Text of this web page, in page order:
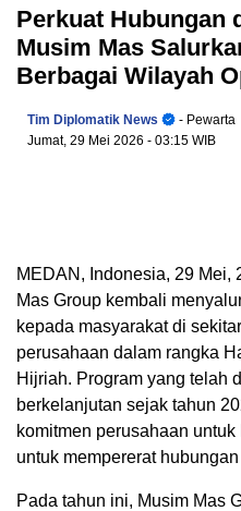
Perkuat Hubungan
Musim Mas
Berbagai Wilayah
Tim Diplomatik News
- Pewarta
Jumat, 29 Mei 2026 - 03:15 WIB
MEDAN, Indonesia, 29 Mei,
Mas Group kembali
kepada masyarakat di
perusahaan dalam rangka
Hijriah. Program yang telah
berkelanjutan sejak tahun
komitmen perusahaan
untuk mempererat
Pada tahun ini, Musim Mas